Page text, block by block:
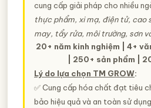
cung cấp giải pháp cho nhiều
thực phẩm, xi mạ, điện tử, cao
may, tẩy rửa, môi trường, sơn
20+ năm kinh nghiệm | 4+
| 250+ sản phẩm |
Lý do lựa chọn TM GROW:
✅ Cung cấp hóa chất đạt tiêu
bảo hiệu quả và an toàn sử dụng